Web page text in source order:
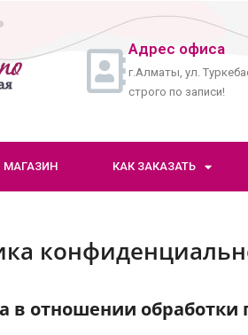
Адрес офиса
г.Алматы, ул.
строго по записи!
МАГАЗИН КАК ЗАКАЗАТЬ
в отношении